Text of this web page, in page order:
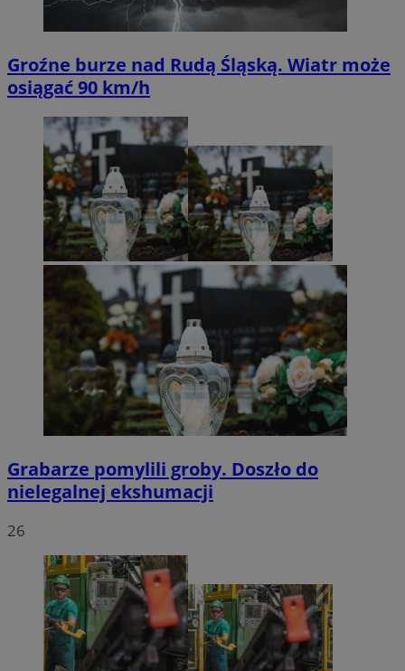
Groźne burze nad Rudą Śląską. Wiatr może
osiągać 90 km/h
Grabarze pomylili groby. Doszło do
nielegalnej ekshumacji
26